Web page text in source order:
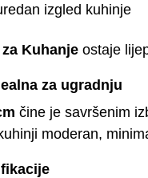
izgled kuhinje
Kuhanje ostaje
za ugradnju
čine je savršenim
moderan,